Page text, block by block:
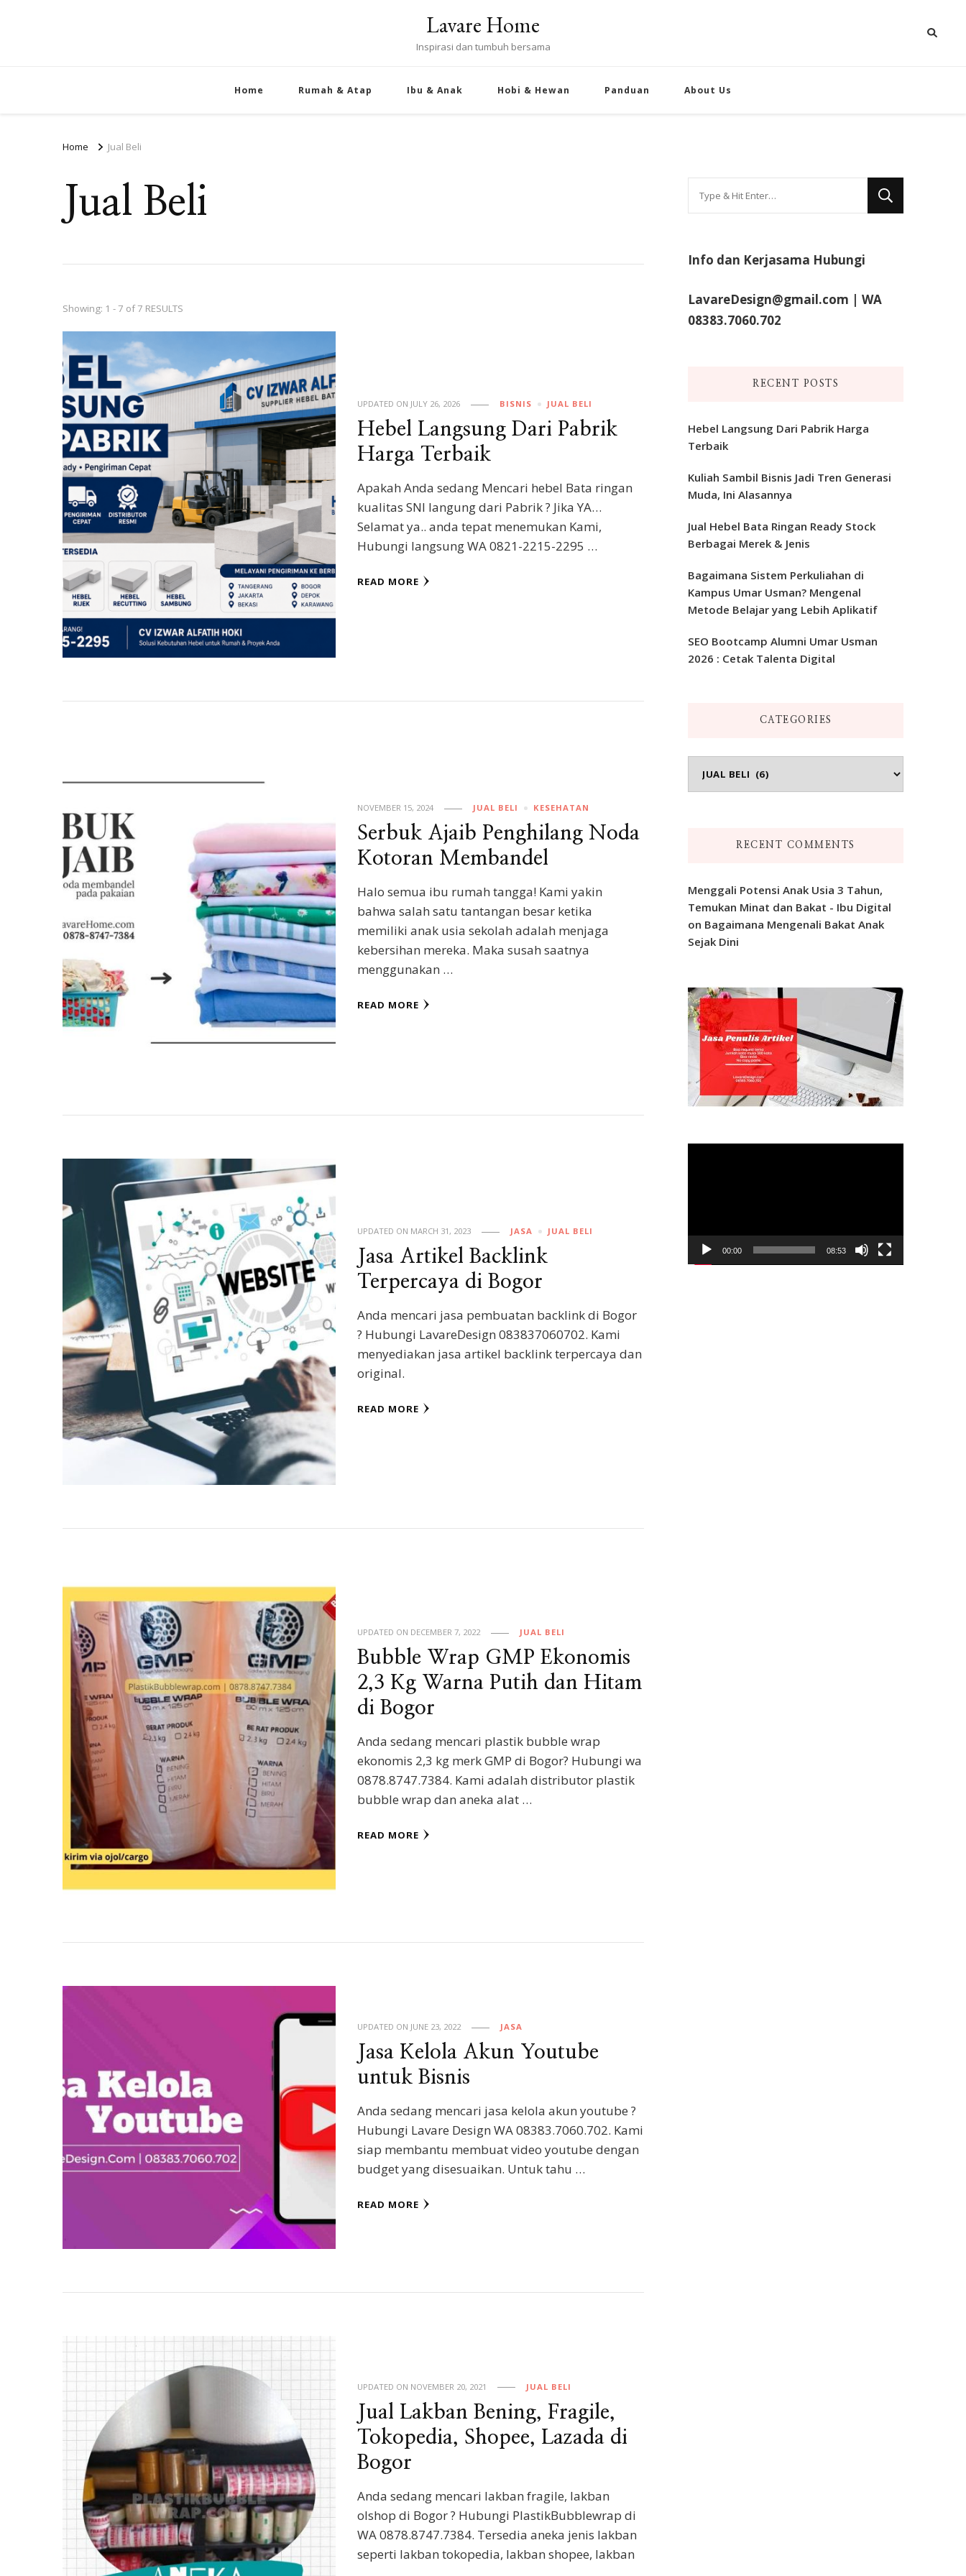
Lavare Home
Inspirasi dan tumbuh bersama
Home Rumah & Atap Ibu & Anak Hobi & Hewan Panduan About Us
Home Jual Beli
Jual Beli
Showing: 1 - 7 of 7 RESULTS
UPDATED ON JULY 26, 2026 BISNIS JUAL BELI
Hebel Langsung Dari Pabrik
Harga Terbaik
Apakah Anda sedang Mencari hebel Bata ringan
kualitas SNI langung dari Pabrik ? Jika YA…
Selamat ya.. anda tepat menemukan Kami,
Hubungi langsung WA 0821-2215-2295 …
READ MORE
NOVEMBER 15, 2024 JUAL BELI KESEHATAN
Serbuk Ajaib Penghilang Noda
Kotoran Membandel
Halo semua ibu rumah tangga! Kami yakin
bahwa salah satu tantangan besar ketika
memiliki anak usia sekolah adalah menjaga
kebersihan mereka. Maka susah saatnya
menggunakan …
READ MORE
UPDATED ON MARCH 31, 2023 JASA JUAL BELI
Jasa Artikel Backlink
Terpercaya di Bogor
Anda mencari jasa pembuatan backlink di Bogor
? Hubungi LavareDesign 083837060702. Kami
menyediakan jasa artikel backlink terpercaya dan
original.
READ MORE
UPDATED ON DECEMBER 7, 2022 JUAL BELI
Bubble Wrap GMP Ekonomis
2,3 Kg Warna Putih dan Hitam
di Bogor
Anda sedang mencari plastik bubble wrap
ekonomis 2,3 kg merk GMP di Bogor? Hubungi wa
0878.8747.7384. Kami adalah distributor plastik
bubble wrap dan aneka alat …
READ MORE
UPDATED ON JUNE 23, 2022 JASA
Jasa Kelola Akun Youtube
untuk Bisnis
Anda sedang mencari jasa kelola akun youtube ?
Hubungi Lavare Design WA 08383.7060.702. Kami
siap membantu membuat video youtube dengan
budget yang disesuaikan. Untuk tahu …
READ MORE
UPDATED ON NOVEMBER 20, 2021 JUAL BELI
Jual Lakban Bening, Fragile,
Tokopedia, Shopee, Lazada di
Bogor
Anda sedang mencari lakban fragile, lakban
olshop di Bogor ? Hubungi PlastikBubblewrap di
WA 0878.8747.7384. Tersedia aneka jenis lakban
seperti lakban tokopedia, lakban shopee, lakban
Info dan Kerjasama Hubungi
LavareDesign@gmail.com | WA
08383.7060.702
RECENT POSTS
Hebel Langsung Dari Pabrik Harga
Terbaik
Kuliah Sambil Bisnis Jadi Tren Generasi
Muda, Ini Alasannya
Jual Hebel Bata Ringan Ready Stock
Berbagai Merek & Jenis
Bagaimana Sistem Perkuliahan di
Kampus Umar Usman? Mengenal
Metode Belajar yang Lebih Aplikatif
SEO Bootcamp Alumni Umar Usman
2026 : Cetak Talenta Digital
CATEGORIES
RECENT COMMENTS
Menggali Potensi Anak Usia 3 Tahun,
Temukan Minat dan Bakat - Ibu Digital
on Bagaimana Mengenali Bakat Anak
Sejak Dini
00:00 08:53